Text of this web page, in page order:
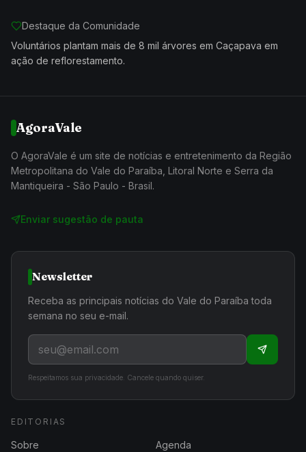
Destaque da Comunidade
Voluntários plantam mais de 8 mil árvores em Caçapava em
ação de reflorestamento.
AgoraVale
O AgoraVale é um site de notícias e entretenimento da Região
Metropolitana do Vale do Paraíba, Litoral Norte e Serra da
Mantiqueira - São Paulo - Brasil.
Enviar sugestão de pauta
Newsletter
Receba as principais notícias do Vale do Paraíba toda
semana no seu e-mail.
Respeitamos sua privacidade. Cancele quando quiser.
EDITORIAS
Sobre Agenda